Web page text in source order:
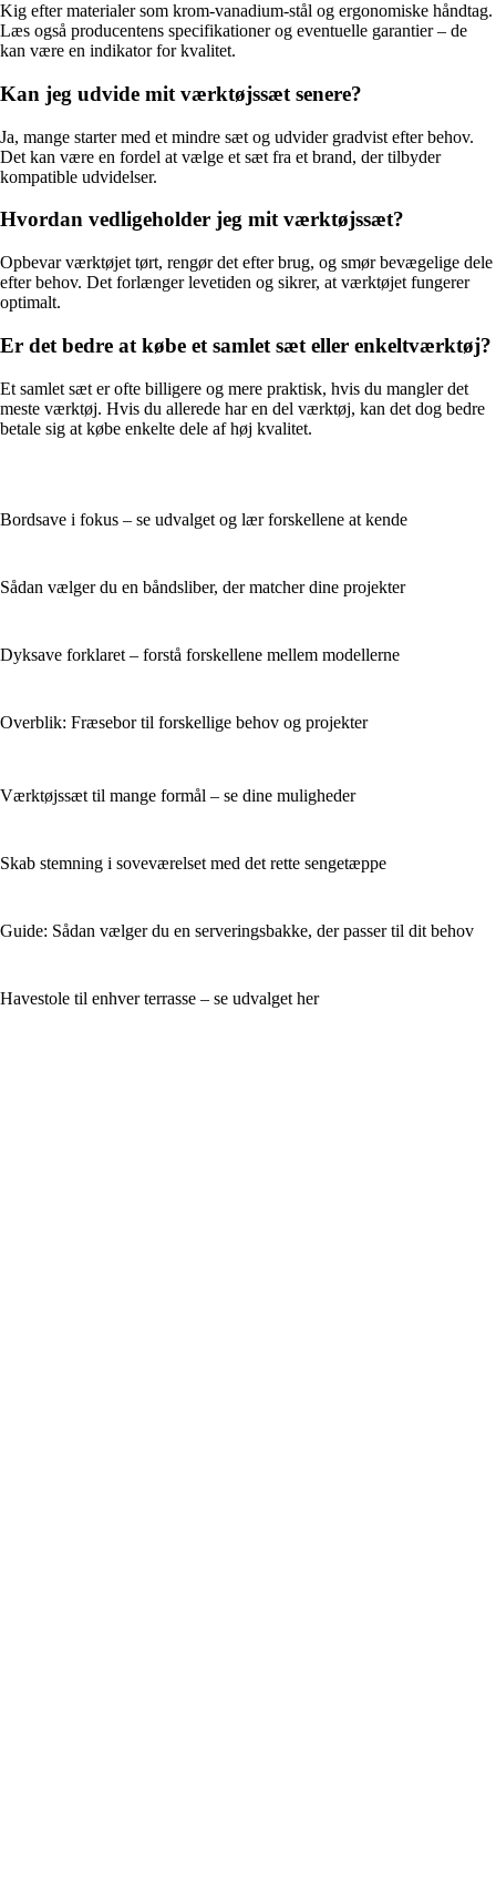
Kig efter materialer som krom-vanadium-stål og ergonomiske håndtag.
Læs også producentens specifikationer og eventuelle garantier – de
kan være en indikator for kvalitet.
Kan jeg udvide mit værktøjssæt senere?
Ja, mange starter med et mindre sæt og udvider gradvist efter behov.
Det kan være en fordel at vælge et sæt fra et brand, der tilbyder
kompatible udvidelser.
Hvordan vedligeholder jeg mit værktøjssæt?
Opbevar værktøjet tørt, rengør det efter brug, og smør bevægelige dele
efter behov. Det forlænger levetiden og sikrer, at værktøjet fungerer
optimalt.
Er det bedre at købe et samlet sæt eller enkeltværktøj?
Et samlet sæt er ofte billigere og mere praktisk, hvis du mangler det
meste værktøj. Hvis du allerede har en del værktøj, kan det dog bedre
betale sig at købe enkelte dele af høj kvalitet.
Bordsave i fokus – se udvalget og lær forskellene at kende
Sådan vælger du en båndsliber, der matcher dine projekter
Dyksave forklaret – forstå forskellene mellem modellerne
Overblik: Fræsebor til forskellige behov og projekter
Værktøjssæt til mange formål – se dine muligheder
Skab stemning i soveværelset med det rette sengetæppe
Guide: Sådan vælger du en serveringsbakke, der passer til dit behov
Havestole til enhver terrasse – se udvalget her